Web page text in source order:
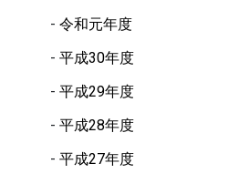
令和元年度
平成30年度
平成29年度
平成28年度
平成27年度